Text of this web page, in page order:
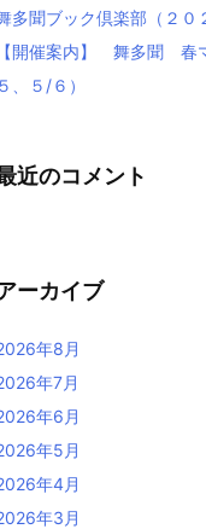
多聞ブック倶楽部（２０
【開催案内】 舞多聞 春
５、５/６）
近のコメント
ーカイブ
年8月
年7月
年6月
年5月
年4月
年3月